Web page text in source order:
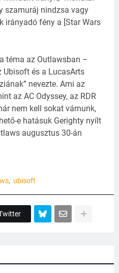
szamuráj nindzsa vagy
irányadó fény a [Star Wars
téma az Outlawsban –
Ubisoft és a LucasArts
nevezte. Ami az
az AC Odyssey, az RDR
nem kell sokat várnunk,
e hatásuk Gerighty nyílt
augusztus 30-án
ubisoft